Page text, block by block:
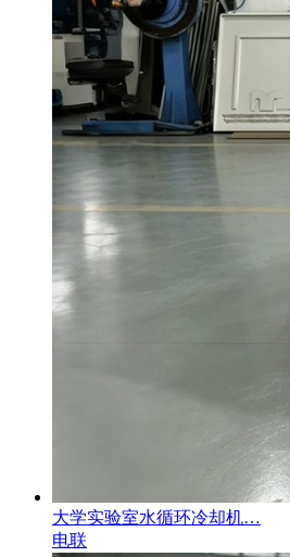
大学实验室水循环冷却机…
电联